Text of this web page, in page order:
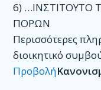
6) …ΙΝΣΤΙΤΟΥΤΟ
ΠΟΡΩΝ
Περισσότερες
διοικητικό
Προβολή